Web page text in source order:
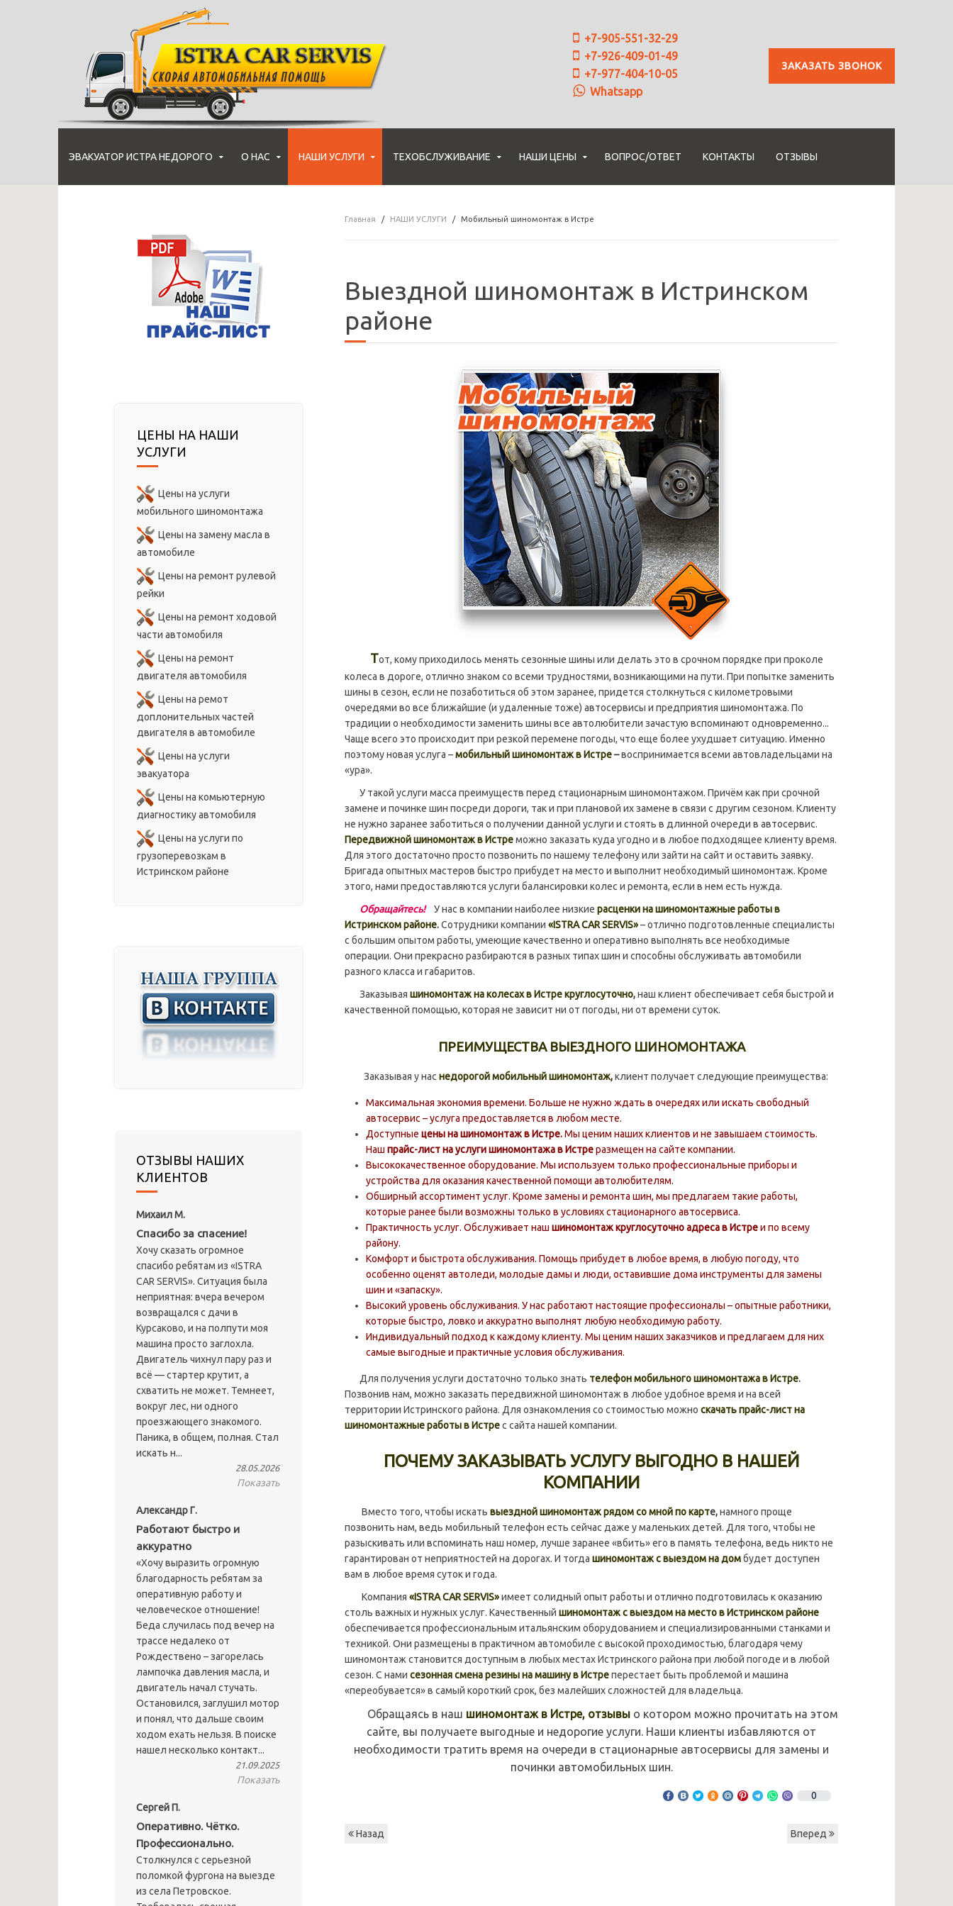
ЗАКАЗАТЬ ЗВОНОК
+7-905-551-32-29
+7-926-409-01-49
+7-977-404-10-05
Whatsapp
ЭВАКУАТОР ИСТРА НЕДОРОГО О НАС НАШИ УСЛУГИ ТЕХОБСЛУЖИВАНИЕ НАШИ ЦЕНЫ ВОПРОС/ОТВЕТ КОНТАКТЫ ОТЗЫВЫ
Главная НАШИ УСЛУГИ Мобильный шиномонтаж в Истре
Выездной шиномонтаж в Истринском
районе
Тот, кому приходилось менять сезонные шины или делать это в срочном порядке при проколе
колеса в дороге, отлично знаком со всеми трудностями, возникающими на пути. При попытке заменить
шины в сезон, если не позаботиться об этом заранее, придется столкнуться с километровыми
очередями во все ближайшие (и удаленные тоже) автосервисы и предприятия шиномонтажа. По
традиции о необходимости заменить шины все автолюбители зачастую вспоминают одновременно...
Чаще всего это происходит при резкой перемене погоды, что еще более ухудшает ситуацию. Именно
поэтому новая услуга –мобильный шиномонтаж в Истре–воспринимается всеми автовладельцами на
«ура».
У такой услуги масса преимуществ перед стационарным шиномонтажом. Причём как при срочной
замене и починке шин посреди дороги, так и при плановой их замене в связи с другим сезоном. Клиенту
не нужно заранее заботиться о получении данной услуги и стоять в длинной очереди в автосервис.
Передвижной шиномонтаж в Истреможно заказать куда угодно и в любое подходящее клиенту время.
Для этого достаточно просто позвонить по нашему телефону или зайти на сайт и оставить заявку.
Бригада опытных мастеров быстро прибудет на место и выполнит необходимый шиномонтаж. Кроме
этого, нами предоставляются услуги балансировки колес и ремонта, если в нем есть нужда.
Обращайтесь! У нас в компании наиболее низкие расценки нашиномонтажные работы в
Истринском районе.Сотрудники компании «ISTRA CAR SERVIS»– отлично подготовленные специалисты
с большим опытом работы, умеющие качественно и оперативно выполнять все необходимые
операции. Они прекрасно разбираются в разных типах шин и способны обслуживать автомобили
разного класса и габаритов.
Заказывая шиномонтаж на колесах в Истре круглосуточно,наш клиент обеспечивает себя быстрой и
качественной помощью, которая не зависит ни от погоды, ни от времени суток.
ПРЕИМУЩЕСТВА ВЫЕЗДНОГО ШИНОМОНТАЖА
Заказывая у нас недорогой мобильный шиномонтаж,клиент получает следующие преимущества:
Максимальная экономия времени. Больше не нужно ждать в очередях или искать свободный
автосервис – услуга предоставляется в любом месте.
Доступные цены на шиномонтаж в Истре.Мы ценим наших клиентов и не завышаем стоимость.
Наш прайс-лист на услуги шиномонтажа в Истреразмещен на сайте компании.
Высококачественное оборудование. Мы используем только профессиональные приборы и
устройства для оказания качественной помощи автолюбителям.
Обширный ассортимент услуг. Кроме замены и ремонта шин, мы предлагаем такие работы,
которые ранее были возможны только в условиях стационарного автосервиса.
Практичность услуг. Обслуживает наш шиномонтаж круглосуточно адреса в Истреи по всему
району.
Комфорт и быстрота обслуживания. Помощь прибудет в любое время, в любую погоду, что
особенно оценят автоледи, молодые дамы и люди, оставившие дома инструменты для замены
шин и «запаску».
Высокий уровень обслуживания. У нас работают настоящие профессионалы – опытные работники,
которые быстро, ловко и аккуратно выполнят любую необходимую работу.
Индивидуальный подход к каждому клиенту. Мы ценим наших заказчиков и предлагаем для них
самые выгодные и практичные условия обслуживания.
Для получения услуги достаточно только знать телефон мобильного шиномонтажа в Истре.
Позвонив нам, можно заказать передвижной шиномонтаж в любое удобное время и на всей
территории Истринского района. Для ознакомления со стоимостью можно скачать прайс-лист на
шиномонтажные работы в Истрес сайта нашей компании.
ПОЧЕМУ ЗАКАЗЫВАТЬ УСЛУГУ ВЫГОДНО В НАШЕЙ
КОМПАНИИ
Вместо того, чтобы искать выездной шиномонтаж рядом со мной по карте,намного проще
позвонить нам, ведь мобильный телефон есть сейчас даже у маленьких детей. Для того, чтобы не
разыскивать или вспоминать наш номер, лучше заранее «вбить» его в память телефона, ведь никто не
гарантирован от неприятностей на дорогах. И тогда шиномонтаж с выездом на домбудет доступен
вам в любое время суток и года.
Компания «ISTRA CAR SERVIS»имеет солидный опыт работы и отлично подготовилась к оказанию
столь важных и нужных услуг. Качественный шиномонтаж с выездом на место в Истринском районе
обеспечивается профессиональным итальянским оборудованием и специализированными станками и
техникой. Они размещены в практичном автомобиле с высокой проходимостью, благодаря чему
шиномонтаж становится доступным в любых местах Истринского района при любой погоде и в любой
сезон. С нами сезонная смена резины на машину в Истреперестает быть проблемой и машина
«переобувается» в самый короткий срок, без малейших сложностей для владельца.
Обращаясь в наш шиномонтаж в Истре, отзывы о котором можно прочитать на этом
сайте, вы получаете выгодные и недорогие услуги. Наши клиенты избавляются от
необходимости тратить время на очереди в стационарные автосервисы для замены и
починки автомобильных шин.
0
Назад Вперед
ЦЕНЫ НА НАШИ
УСЛУГИ
Цены на услуги
мобильного шиномонтажа
Цены на замену масла в
автомобиле
Цены на ремонт рулевой
рейки
Цены на ремонт ходовой
части автомобиля
Цены на ремонт
двигателя автомобиля
Цены на ремот
доплонительных частей
двигателя в автомобиле
Цены на услуги
эвакуатора
Цены на комьютерную
диагностику автомобиля
Цены на услуги по
грузоперевозкам в
Истринском районе
ОТЗЫВЫ НАШИХ
КЛИЕНТОВ
Михаил М.
Спасибо за спасение!
Хочу сказать огромное
спасибо ребятам из «ISTRA
CAR SERVIS». Ситуация была
неприятная: вчера вечером
возвращался с дачи в
Курсаково, и на полпути моя
машина просто заглохла.
Двигатель чихнул пару раз и
всё — стартер крутит, а
схватить не может. Темнеет,
вокруг лес, ни одного
проезжающего знакомого.
Паника, в общем, полная. Стал
искать н...
28.05.2026
Показать
Александр Г.
Работают быстро и
аккуратно
«Хочу выразить огромную
благодарность ребятам за
оперативную работу и
человеческое отношение!
Беда случилась под вечер на
трассе недалеко от
Рождествено – загорелась
лампочка давления масла, и
двигатель начал стучать.
Остановился, заглушил мотор
и понял, что дальше своим
ходом ехать нельзя. В поиске
нашел несколько контакт...
21.09.2025
Показать
Сергей П.
Оперативно. Чётко.
Профессионально.
Столкнулся с серьезной
поломкой фургона на выезде
из села Петровское.